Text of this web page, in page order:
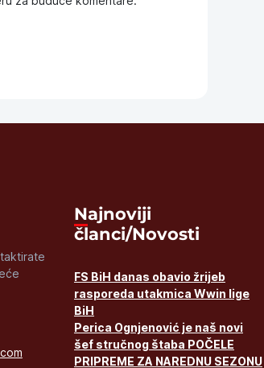
Najnoviji
članci/Novosti
FS BiH danas obavio žrijeb
rasporeda utakmica Wwin lige
BiH
Perica Ognjenović je naš novi
šef stručnog štaba POČELE
PRIPREME ZA NAREDNU SEZONU